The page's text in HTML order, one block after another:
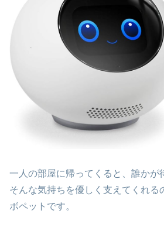
一人の部屋に帰ってくると、誰か
そんな気持ちを優しく支えてくれる
ボペットです。